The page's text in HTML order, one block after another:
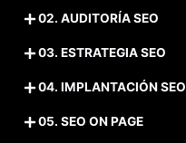
02. AUDITORÍA SEO
03. ESTRATEGIA SEO
04. IMPLANTACIÓN SEO
05. SEO ON PAGE